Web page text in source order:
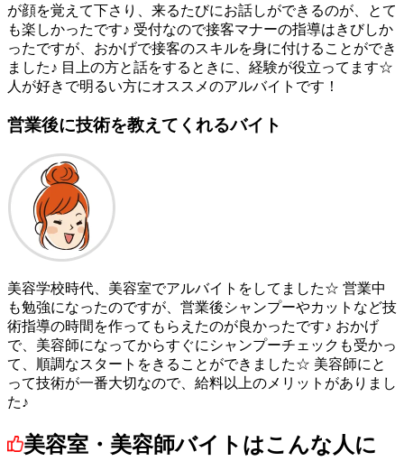
が顔を覚えて下さり、来るたびにお話しができるのが、とて
も楽しかったです♪ 受付なので接客マナーの指導はきびしか
ったですが、おかげで接客のスキルを身に付けることができ
ました♪ 目上の方と話をするときに、経験が役立ってます☆
人が好きで明るい方にオススメのアルバイトです！
営業後に技術を教えてくれるバイト
美容学校時代、美容室でアルバイトをしてました☆ 営業中
も勉強になったのですが、営業後シャンプーやカットなど技
術指導の時間を作ってもらえたのが良かったです♪ おかげ
で、美容師になってからすぐにシャンプーチェックも受かっ
て、順調なスタートをきることができました☆ 美容師にと
って技術が一番大切なので、給料以上のメリットがありまし
た♪
美容室・美容師バイトはこんな人に